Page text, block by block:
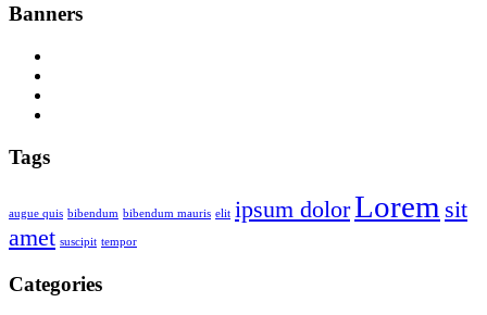
Banners
Tags
augue quis bibendum bibendum mauris elit ipsum dolorLorem sit
amet suscipit tempor
Categories